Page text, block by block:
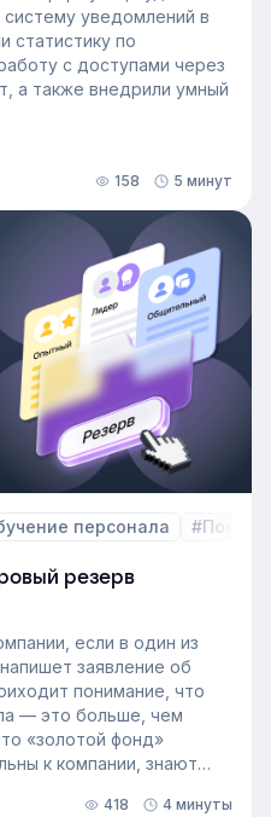
уведомлений в
статистику по
с доступами через
а также внедрили умный
158 5 минут
персонала
резерв
если в один из
заявление об
понимание, что
— это больше, чем
«золотой фонд»
к компании, знают
Не у каждой компании
418 4 минуты